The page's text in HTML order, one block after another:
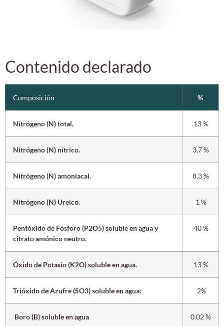
Contenido declarado
Composición %
Nitrógeno (N) total. 13 %
Nitrógeno (N) nítrico. 3,7 %
Nitrógeno (N) amoniacal. 8,3 %
Nitrógeno (N) Ureico. 1 %
Pentóxido de Fósforo (P2O5) soluble en agua y
citrato amónico neutro.
40 %
Óxido de Potasio (K2O) soluble en agua. 13 %
Trióxido de Azufre (SO3) soluble en agua: 2%
Boro (B) soluble en agua 0.02 %